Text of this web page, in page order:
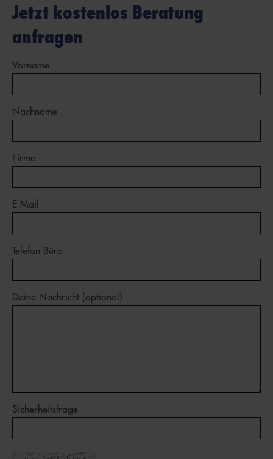
Jetzt kostenlos Beratung
anfragen
Vorname
Nachname
Firma
E-Mail
Telefon Büro
Deine Nachricht (optional)
Sicherheitsfrage